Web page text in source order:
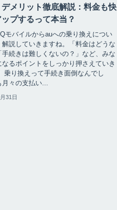
デメリット徹底解説：料金も快
プするって本当？
モバイルからauへの乗り換えについ
解説していきますね。「料金はどうな
手続きは難しくないの？」など、みな
なるポイントをしっかり押さえていき
乗り換えって手続き面倒なんでし
月々の支払い...
31日